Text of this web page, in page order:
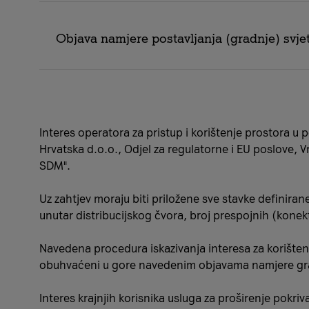
Objava namjere postavljanja (gradnje)
Objava namjere postavljanja SDM - Novi Zagreb -
Objava namjere postavljanja SDM - Gajnice DČ10
Objava namjere postavljanja SDM - Gajnice DČ9
Objava namjere postavljanja SDM - Gajnice DČ7
Objava namjere postavljanja SDM - Gajnice DČ6
Objava namjere postavljanja SDM - Črnomerec
Objava namjere postavljanja SDM - Trešnjevka -
Objava namjere postavljanja SDM - Trešnjevka -
Objava namjere postavljanja SDM - Trešnjevka -
Objava namjere postavljanja SDM - Trešnjevka -
Interes operatora za pristup i korištenje prostora u
Hrvatska d.o.o., Odjel za regulatorne i EU poslove,
SDM".
Uz zahtjev moraju biti priložene sve stavke
unutar distribucijskog čvora, broj prespojnih
Navedena procedura iskazivanja interesa za
obuhvaćeni u gore navedenim objavama namjere
Interes krajnjih korisnika usluga za proširenje